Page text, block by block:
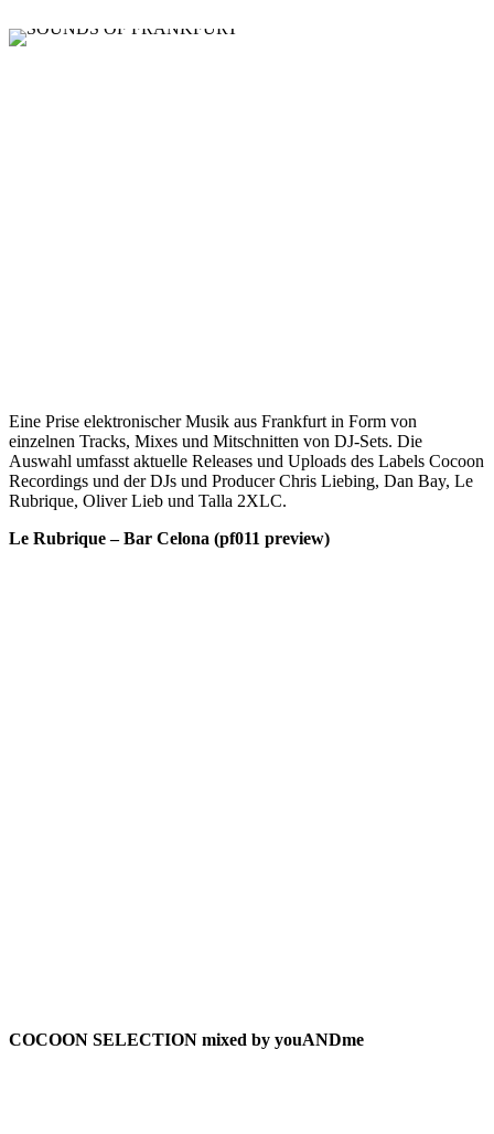
Eine Prise elektronischer Musik aus Frankfurt in Form von
einzelnen Tracks, Mixes und Mitschnitten von DJ-Sets. Die
Auswahl umfasst aktuelle Releases und Uploads des Labels Cocoon
Recordings und der DJs und Producer Chris Liebing, Dan Bay, Le
Rubrique, Oliver Lieb und Talla 2XLC.
Le Rubrique – Bar Celona (pf011 preview)
COCOON SELECTION mixed by youANDme